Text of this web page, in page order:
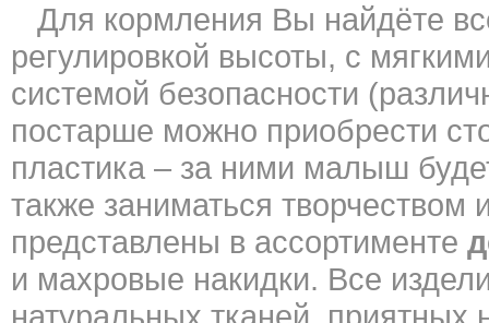
Для кормления Вы найдёте
регулировкой высоты, с
системой безопасности
постарше можно приобрести
пластика – за ними малыш
также заниматься
представлены в ассортименте
и махровые накидки. Все